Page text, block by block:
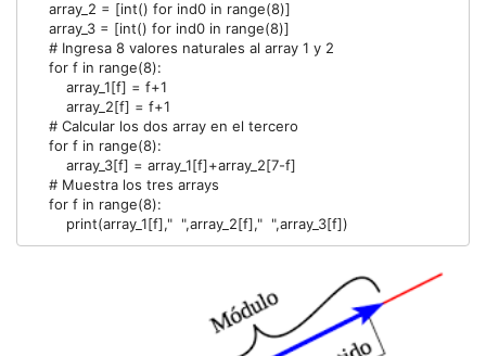
        print(array_1[f],"  ",array_2[f],"  ",array_3[f])